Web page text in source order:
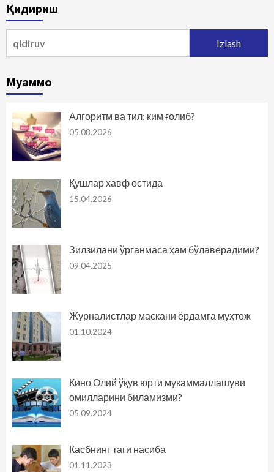
Қидириш
Муаммо
Алгоритм ва тил: ким ғолиб?
05.08.2026
Қушлар хавф остида
15.04.2026
Зилзилани ўрганмаса ҳам бўлаверадими?
09.04.2025
Журналистлар маскани ёрдамга муҳтож
01.10.2024
Кино Олий ўқув юрти мукаммаллашуви
омилларини биламизми?
05.09.2024
Касбнинг таги насиба
01.11.2023